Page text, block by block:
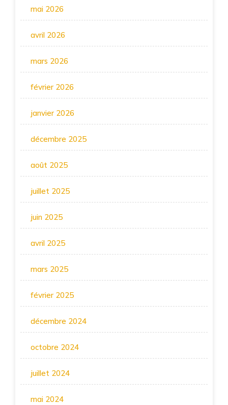
mai 2026
avril 2026
mars 2026
février 2026
janvier 2026
décembre 2025
août 2025
juillet 2025
juin 2025
avril 2025
mars 2025
février 2025
décembre 2024
octobre 2024
juillet 2024
mai 2024